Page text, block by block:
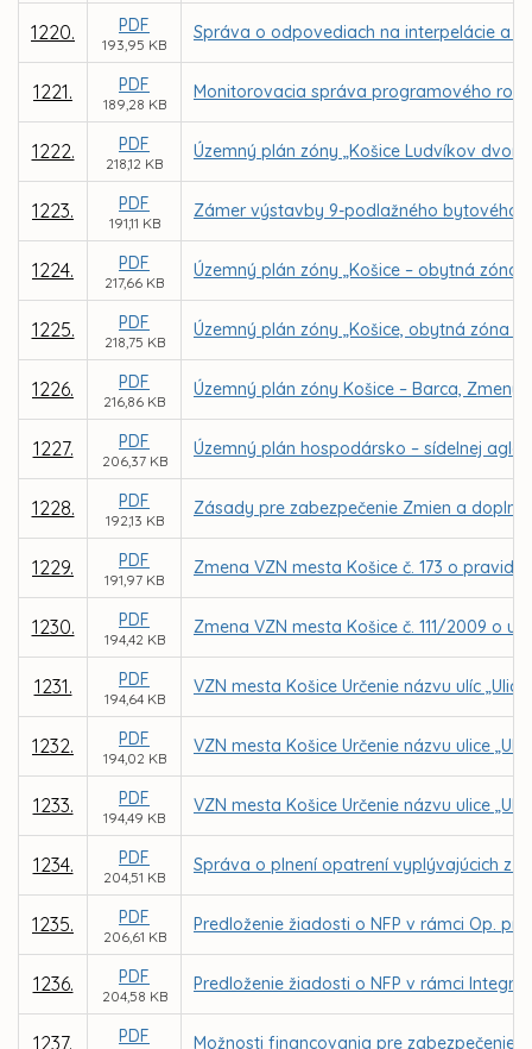
1220. PDF
193,95 KB
Správa o odpovediach na interpelácie a
1221. PDF
189,28 KB
Monitorovacia správa programového
1222. PDF
218,12 KB
Územný plán zóny „Košice Ludvíkov dvor –
1223. PDF
191,11 KB
Zámer výstavby 9-podlažného bytového
1224. PDF
217,66 KB
Územný plán zóny „Košice – obytná zóna
1225. PDF
218,75 KB
Územný plán zóny „Košice, obytná zóna
1226. PDF
216,86 KB
Územný plán zóny Košice – Barca, Zmeny
1227. PDF
206,37 KB
Územný plán hospodársko – sídelnej
1228. PDF
192,13 KB
Zásady pre zabezpečenie Zmien a
1229. PDF
191,97 KB
Zmena VZN mesta Košice č. 173 o
1230. PDF
194,42 KB
Zmena VZN mesta Košice č. 111/2009 o
1231. PDF
194,64 KB
VZN mesta Košice Určenie názvu ulíc
1232. PDF
194,02 KB
VZN mesta Košice Určenie názvu ulice
1233. PDF
194,49 KB
VZN mesta Košice Určenie názvu ulice
1234. PDF
204,51 KB
Správa o plnení opatrení vyplývajúcich z
1235. PDF
206,61 KB
Predloženie žiadosti o NFP v rámci Op.
1236. PDF
204,58 KB
Predloženie žiadosti o NFP v rámci
1237. PDF Možnosti financovania pre